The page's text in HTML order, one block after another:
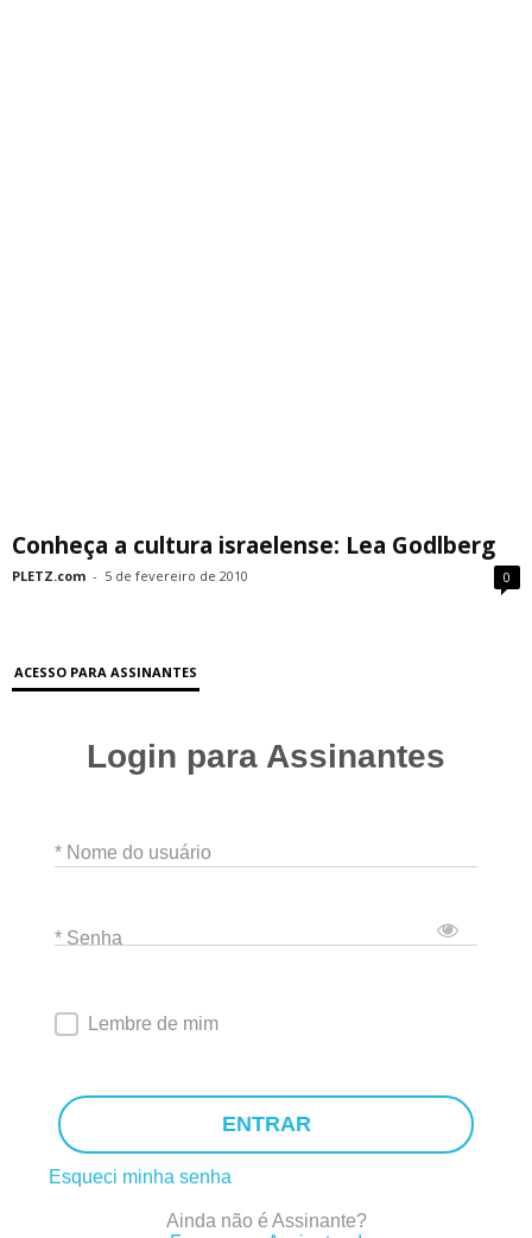
Conheça a cultura israelense: Lea Godlberg
PLETZ.com - 5 de fevereiro de 2010 0
ACESSO PARA ASSINANTES
Login para Assinantes
* Nome do usuário
* Senha
Lembre de mim
ENTRAR
Esqueci minha senha
Ainda não é Assinante?